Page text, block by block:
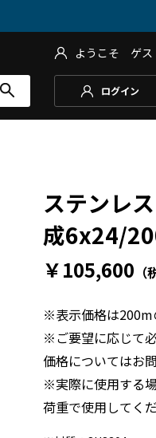
ようこそ ゲス
ログイン
ステンレ
成6x24/
￥105,600 （
※表示価格は200m
※ご要望に応じて
価格についてはお
※実際に使用する
荷重で使用してくだ